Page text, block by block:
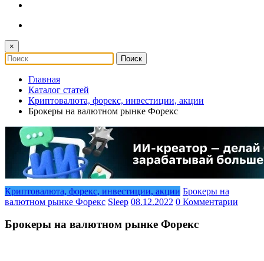
×
Главная
Каталог статей
Криптовалюта, форекс, инвестиции, акции
Брокеры на валютном рынке Форекс
Криптовалюта, форекс, инвестиции, акции Брокеры на
валютном рынке Форекс Sleep 08.12.2022 0 Комментарии
Брокеры на валютном рынке Форекс